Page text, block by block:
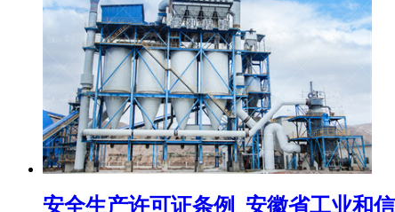
安全生产许可证条例_安徽省工业和